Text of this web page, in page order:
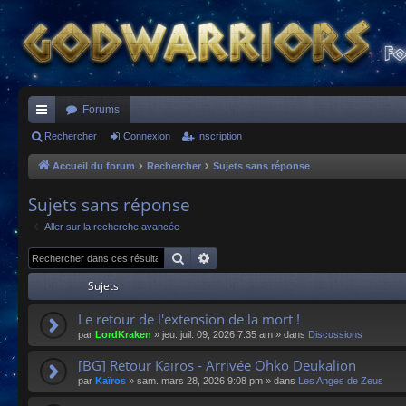
ac
co
s
Forums
Rechercher Connexion Inscription
Accueil du forum Rechercher Sujets sans réponse
Sujets sans réponse
Aller sur la recherche avancée
Rechercher
Sujets
Le retour de l'extension de la mort !
par LordKraken » jeu. juil. 09, 2026 7:35 am » dans Discussions
[BG] Retour Kaïros - Arrivée Ohko Deukalion
par Kaïros » sam. mars 28, 2026 9:08 pm » dans Les Anges de Zeus